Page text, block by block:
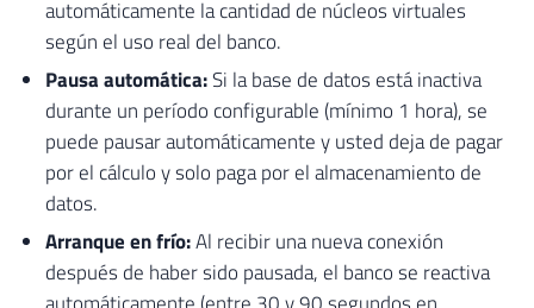
automáticamente la cantidad de núcleos virtuales
según el uso real del banco.
Pausa automática:Si la base de datos está inactiva
durante un período configurable (mínimo 1 hora), se
puede pausar automáticamente y usted deja de pagar
por el cálculo y solo paga por el almacenamiento de
datos.
Arranque en frío:Al recibir una nueva conexión
después de haber sido pausada, el banco se reactiva